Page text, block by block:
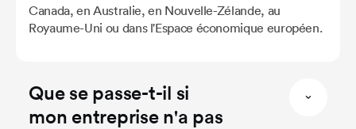
Canada, en Australie, en Nouvelle-Zélande, au
Royaume-Uni ou dans l'Espace économique européen.
Que se passe-t-il si
mon entreprise n'a pas